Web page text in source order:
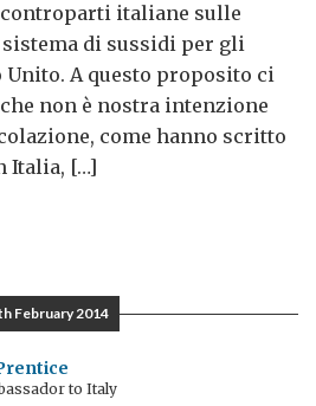
italiane sulle
di sussidi per gli
A questo proposito ci
non è nostra intenzione
come hanno scritto
Italia, […]
February 2014
to Italy